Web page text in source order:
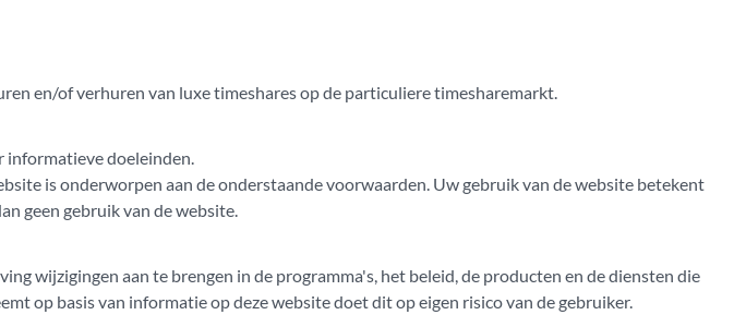
en/of verhuren van luxe timeshares op de particuliere timesharemarkt.
informatieve doeleinden.
is onderworpen aan de onderstaande voorwaarden. Uw gebruik van de website betekent
geen gebruik van de website.
wijzigingen aan te brengen in de programma's, het beleid, de producten en de diensten die
op basis van informatie op deze website doet dit op eigen risico van de gebruiker.